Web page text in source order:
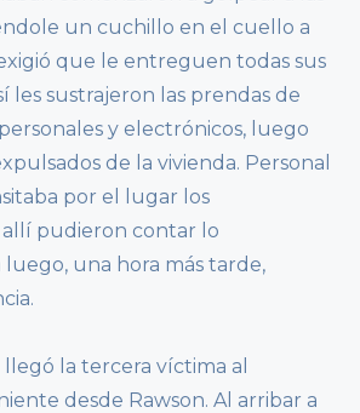
un cuchillo en el cuello a
que le entreguen todas sus
les sustrajeron las prendas de
y electrónicos, luego
de la vivienda. Personal
por el lugar los
pudieron contar lo
una hora más tarde,
la tercera víctima al
desde Rawson. Al arribar a